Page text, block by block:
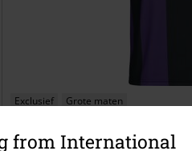
from International
Exclusief Grote maten
Vanaf€ 53,99